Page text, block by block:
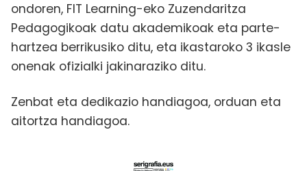
ondoren, FIT Learning-eko Zuzendaritza
Pedagogikoak datu akademikoak eta parte-
hartzea berrikusiko ditu, eta ikastaroko 3 ikasle
onenak ofizialki jakinaraziko ditu.
Zenbat eta dedikazio handiagoa, orduan eta
aitortza handiagoa.